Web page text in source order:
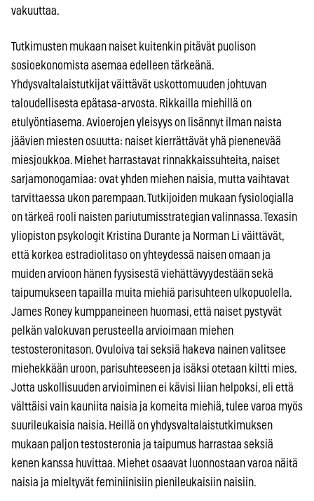
vakuuttaa.
Tutkimusten mukaan naiset kuitenkin pitävät puolison
sosioekonomista asemaa edelleen tärkeänä.
Yhdysvaltalaistutkijat väittävät uskottomuuden johtuvan
taloudellisesta epätasa-arvosta. Rikkailla miehillä on
etulyöntiasema. Avioerojen yleisyys on lisännyt ilman naista
jäävien miesten osuutta: naiset kierrättävät yhä pienenevää
miesjoukkoa. Miehet harrastavat rinnakkaissuhteita, naiset
sarjamonogamiaa: ovat yhden miehen naisia, mutta vaihtavat
tarvittaessa ukon parempaan. Tutkijoiden mukaan fysiologialla
on tärkeä rooli naisten pariutumisstrategian valinnassa. Texasin
yliopiston psykologit Kristina Durante ja Norman Li väittävät,
että korkea estradiolitaso on yhteydessä naisen omaan ja
muiden arvioon hänen fyysisestä viehättävyydestään sekä
taipumukseen tapailla muita miehiä parisuhteen ulkopuolella.
James Roney kumppaneineen huomasi, että naiset pystyvät
pelkän valokuvan perusteella arvioimaan miehen
testosteronitason. Ovuloiva tai seksiä hakeva nainen valitsee
miehekkään uroon, parisuhteeseen ja isäksi otetaan kiltti mies.
Jotta uskollisuuden arvioiminen ei kävisi liian helpoksi, eli että
välttäisi vain kauniita naisia ja komeita miehiä, tulee varoa myös
suurileukaisia naisia. Heillä on yhdysvaltalaistutkimuksen
mukaan paljon testosteronia ja taipumus harrastaa seksiä
kenen kanssa huvittaa. Miehet osaavat luonnostaan varoa näitä
naisia ja mieltyvät feminiinisiin pienileukaisiin naisiin.